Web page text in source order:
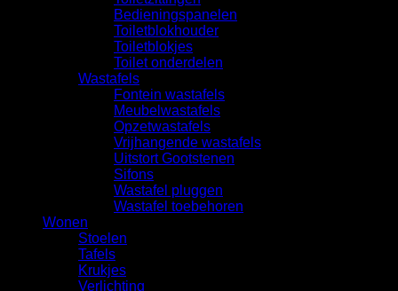
Bedieningspanelen
Toiletblokhouder
Toiletblokjes
Toilet onderdelen
Wastafels
Fontein wastafels
Meubelwastafels
Opzetwastafels
Vrijhangende wastafels
Uitstort Gootstenen
Sifons
Wastafel pluggen
Wastafel toebehoren
Wonen
Stoelen
Tafels
Krukjes
Verlichting